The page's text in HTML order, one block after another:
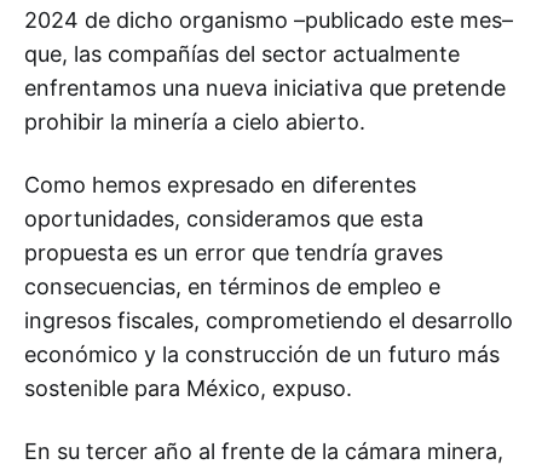
2024 de dicho organismo –publicado este mes–
que, las compañías del sector actualmente
enfrentamos una nueva iniciativa que pretende
prohibir la minería a cielo abierto.
Como hemos expresado en diferentes
oportunidades, consideramos que esta
propuesta es un error que tendría graves
consecuencias, en términos de empleo e
ingresos fiscales, comprometiendo el desarrollo
económico y la construcción de un futuro más
sostenible para México, expuso.
En su tercer año al frente de la cámara minera,